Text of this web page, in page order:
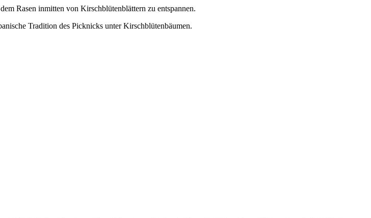
Rasen inmitten von Kirschblütenblättern zu entspannen.
Tradition des Picknicks unter Kirschblütenbäumen.